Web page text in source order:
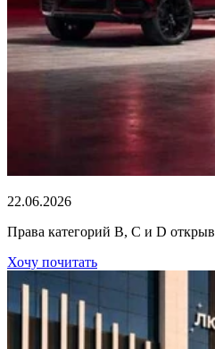
22.06.2026
Права категорий В, С и D
Хочу почитать